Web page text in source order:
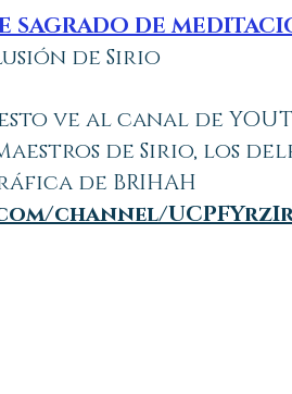
SAGRADO DE
de Sirio
esto ve al canal de
de Sirio, los
de BRIHAH
channel/